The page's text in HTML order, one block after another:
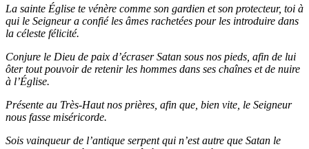
La sainte Église te vénère comme son gardien et son protecteur, toi à
qui le Seigneur a confié les âmes rachetées pour les introduire dans
la céleste félicité.
Conjure le Dieu de paix d’écraser Satan sous nos pieds, afin de lui
ôter tout pouvoir de retenir les hommes dans ses chaînes et de nuire
à l’Église.
Présente au Très-Haut nos prières, afin que, bien vite, le Seigneur
nous fasse miséricorde.
Sois vainqueur de l’antique serpent qui n’est autre que Satan le